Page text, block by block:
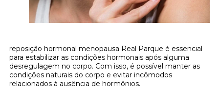
reposição hormonal menopausa Real Parque é essencial
para estabilizar as condições hormonais após alguma
desregulagem no corpo. Com isso, é possível manter as
condições naturais do corpo e evitar incômodos
relacionados à ausência de hormônios.